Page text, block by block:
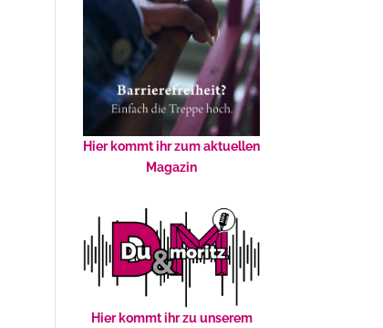
Hier kommt ihr zum aktuellen
Magazin
Hier kommt ihr zu unserem